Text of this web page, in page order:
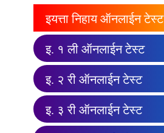
इयत्ता निहाय ऑनलाईन टेस्ट
इ. १ ली ऑनलाईन टेस्ट
इ. २ री ऑनलाईन टेस्ट
इ. ३ री ऑनलाईन टेस्ट